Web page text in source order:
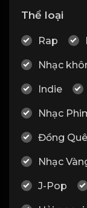
Thể loại
Rap
Nhạc
Indie
Nhạc
Đồng Quê
Nhạc
J-Pop